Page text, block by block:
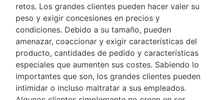
retos. Los grandes clientes pueden hacer valer su
peso y exigir concesiones en precios y
condiciones. Debido a su tamaño, pueden
amenazar, coaccionar y exigir características del
producto, cantidades de pedido y características
especiales que aumenten sus costes. Sabiendo lo
importantes que son, los grandes clientes pueden
intimidar o incluso maltratar a sus empleados.